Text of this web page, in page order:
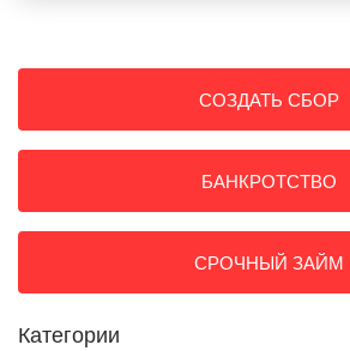
СОЗДАТЬ СБОР
БАНКРОТСТВО
СРОЧНЫЙ ЗАЙМ
Категории